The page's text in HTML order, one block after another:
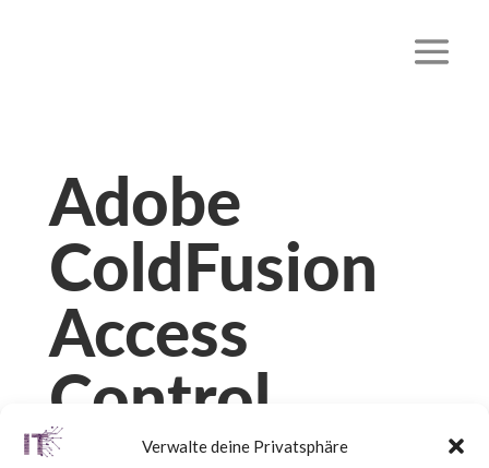
Verwalte deine Privatsphäre
Adobe
ColdFusion
Access
Control